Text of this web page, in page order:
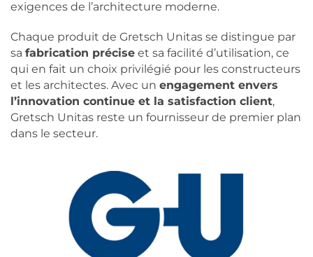
exigences de l’architecture moderne.
Chaque produit de Gretsch Unitas se distingue par
sa fabrication précise et sa facilité d’utilisation, ce
qui en fait un choix privilégié pour les constructeurs
et les architectes. Avec un engagement envers
l’innovation continue et la satisfaction client,
Gretsch Unitas reste un fournisseur de premier plan
dans le secteur.